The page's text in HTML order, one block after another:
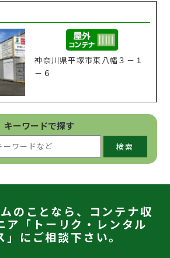
神奈川県平塚市東八幡３－１
－６
キーワードで探す
検索
のことなら、コンテナ収
ア「トーリク・レンタル
」にご相談下さい。